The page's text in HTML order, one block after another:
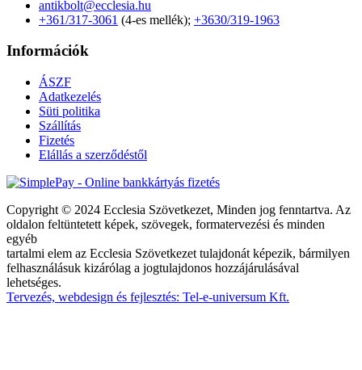
antikbolt@ecclesia.hu
+361/317-3061 (4-es mellék); +3630/319-1963
Információk
ÁSZF
Adatkezelés
Süti politika
Szállítás
Fizetés
Elállás a szerződéstől
Copyright © 2024 Ecclesia Szövetkezet, Minden jog fenntartva. Az
oldalon feltüntetett képek, szövegek, formatervezési és minden
egyéb
tartalmi elem az Ecclesia Szövetkezet tulajdonát képezik, bármilyen
felhasználásuk kizárólag a jogtulajdonos hozzájárulásával
lehetséges.
Tervezés, webdesign és fejlesztés: Tel-e-universum Kft.